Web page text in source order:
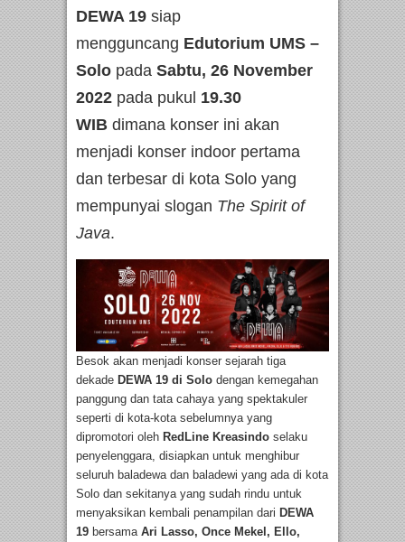
DEWA 19 siap
mengguncang Edutorium UMS –
Solo pada Sabtu, 26 November
2022 pada pukul 19.30
WIB dimana konser ini akan
menjadi konser indoor pertama
dan terbesar di kota Solo yang
mempunyai slogan The Spirit of
Java.
Besok akan menjadi konser sejarah tiga
dekade DEWA 19 di Solo dengan kemegahan
panggung dan tata cahaya yang spektakuler
seperti di kota-kota sebelumnya yang
dipromotori oleh RedLine Kreasindo selaku
penyelenggara, disiapkan untuk menghibur
seluruh baladewa dan baladewi yang ada di kota
Solo dan sekitanya yang sudah rindu untuk
menyaksikan kembali penampilan dari DEWA
19 bersama Ari Lasso, Once Mekel, Ello,